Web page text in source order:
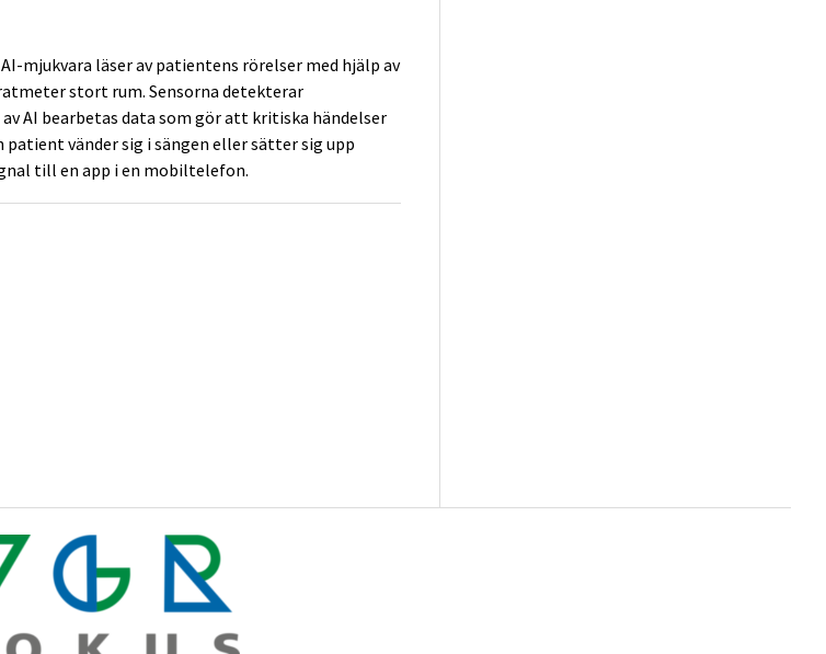
AI-mjukvara läser av patientens rörelser med hjälp av
stort rum. Sensorna detekterar
AI bearbetas data som gör att kritiska händelser
patient vänder sig i sängen eller sätter sig upp
till en app i en mobiltelefon.